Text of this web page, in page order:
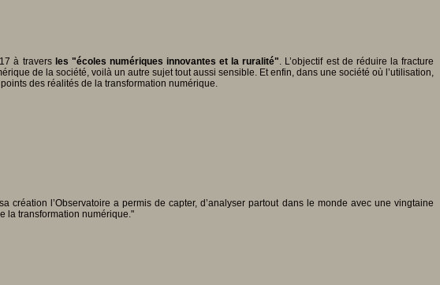
à travers les "écoles numériques innovantes et la ruralité". L’objectif est de réduire la fracture
de la société, voilà un autre sujet tout aussi sensible. Et enfin, dans une société où l’utilisation,
des réalités de la transformation numérique.
l’Observatoire a permis de capter, d’analyser partout dans le monde avec une vingtaine
la transformation numérique."